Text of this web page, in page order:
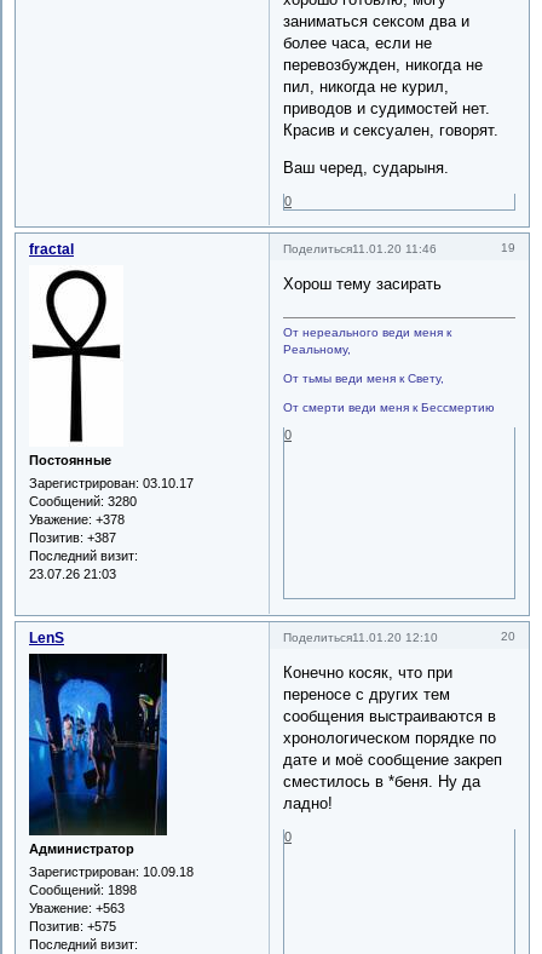
заниматься сексом два и
более часа, если не
перевозбужден, никогда не
пил, никогда не курил,
приводов и судимостей нет.
Красив и сексуален, говорят.
Ваш черед, сударыня.
0
Поделиться 19
11.01.20 11:46
fractal
Постоянные
Зарегистрирован: 03.10.17
Сообщений: 3280
Уважение: +378
Позитив: +387
Последний визит:
23.07.26 21:03
Хорош тему засирать
От нереального веди меня к
Реальному,
От тьмы веди меня к Свету,
От смерти веди меня к Бессмертию
0
Поделиться 20
11.01.20 12:10
LenS
Администратор
Зарегистрирован: 10.09.18
Сообщений: 1898
Уважение: +563
Позитив: +575
Последний визит:
Конечно косяк, что при
переносе с других тем
сообщения выстраиваются в
хронологическом порядке по
дате и моё сообщение закреп
сместилось в *беня. Ну да
ладно!
0